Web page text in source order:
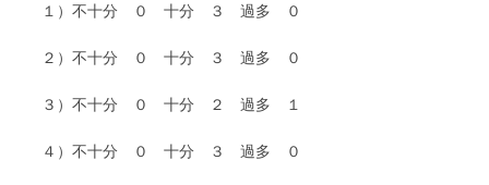
１）不十分 ０ 十分 ３ 過多 ０
２）不十分 ０ 十分 ３ 過多 ０
３）不十分 ０ 十分 ２ 過多 １
４）不十分 ０ 十分 ３ 過多 ０